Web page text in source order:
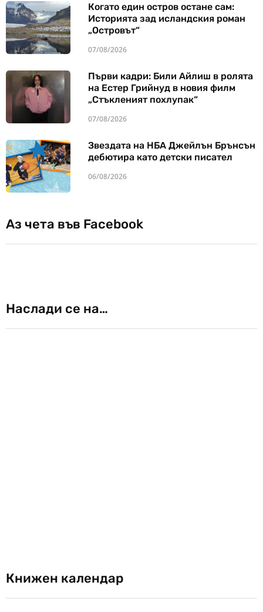
Когато един остров остане сам:
Историята зад исландския роман
„Островът“
07/08/2026
Първи кадри: Били Айлиш в ролята
на Естер Грийнуд в новия филм
„Стъкленият похлупак“
07/08/2026
Звездата на НБА Джейлън Брънсън
дебютира като детски писател
06/08/2026
Аз чета във Facebook
Наслади се на…
Книжен календар